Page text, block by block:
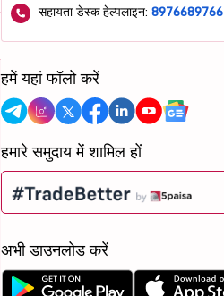
सहायता डेस्क हेल्पलाइन:8976689766
हमें यहां फॉलो करें
हमारे समुदाय में शामिल हों
अभी डाउनलोड करें